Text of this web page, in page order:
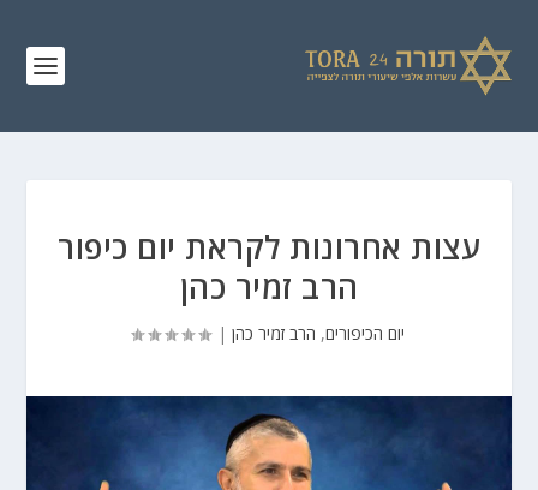
עצות אחרונות לקראת יום כיפור
הרב זמיר כהן
יום הכיפורים, הרב זמיר כהן |